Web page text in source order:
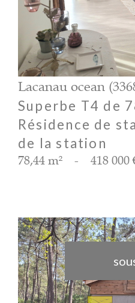
Lacanau ocean
Superbe T4 de
Résidence de
de la station
78,44 m² - 418 000